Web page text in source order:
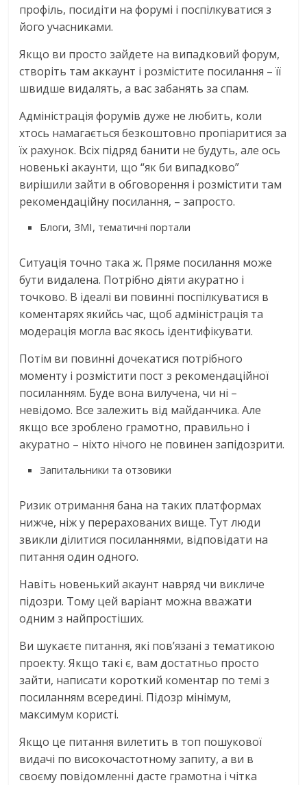
профіль, посидіти на форумі і поспілкуватися з
його учасниками.
Якщо ви просто зайдете на випадковий форум,
створіть там аккаунт і розмістите посилання – її
швидше видалять, а вас забанять за спам.
Адміністрація форумів дуже не любить, коли
хтось намагається безкоштовно пропіаритися за
їх рахунок. Всіх підряд банити не будуть, але ось
новенькі акаунти, що “як би випадково”
вирішили зайти в обговорення і розмістити там
рекомендаційну посилання, – запросто.
Блоги, ЗМІ, тематичні портали
Ситуація точно така ж. Пряме посилання може
бути видалена. Потрібно діяти акуратно і
точково. В ідеалі ви повинні поспілкуватися в
коментарях якийсь час, щоб адміністрація та
модерація могла вас якось ідентифікувати.
Потім ви повинні дочекатися потрібного
моменту і розмістити пост з рекомендаційної
посиланням. Буде вона вилучена, чи ні –
невідомо. Все залежить від майданчика. Але
якщо все зроблено грамотно, правильно і
акуратно – ніхто нічого не повинен запідозрити.
Запитальники та отзовики
Ризик отримання бана на таких платформах
нижче, ніж у перерахованих вище. Тут люди
звикли ділитися посиланнями, відповідати на
питання один одного.
Навіть новенький акаунт навряд чи викличе
підозри. Тому цей варіант можна вважати
одним з найпростіших.
Ви шукаєте питання, які пов’язані з тематикою
проекту. Якщо такі є, вам достатньо просто
зайти, написати короткий коментар по темі з
посиланням всередині. Підозр мінімум,
максимум користі.
Якщо це питання вилетить в топ пошукової
видачі по високочастотному запиту, а ви в
своєму повідомленні дасте грамотна і чітка